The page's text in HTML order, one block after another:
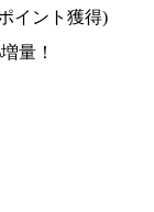
イント獲得)
量！